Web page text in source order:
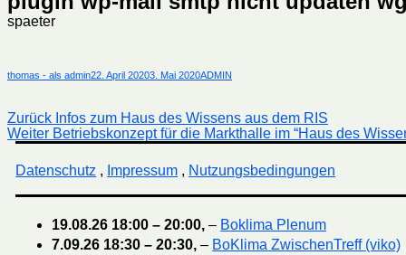
spaeter
Autor
thomas - als adminVeröffentlicht
22. April 20203. Mai 2020Kategorien
ADMIN
Beitragsnavigation
Zurück Vorheriger
Beitrag:
Infos zum Haus des Wissens aus dem RIS
Weiter Nächster
Beitrag:
Betriebskonzept für die Markthalle im “Haus des
Datenschutz , Impressum , Nutzungsbedingungen
19.08.26 18:00 – 20:00,– Boklima Plenum
7.09.26 18:30 – 20:30,– BoKlima ZwischenTreff (viko)